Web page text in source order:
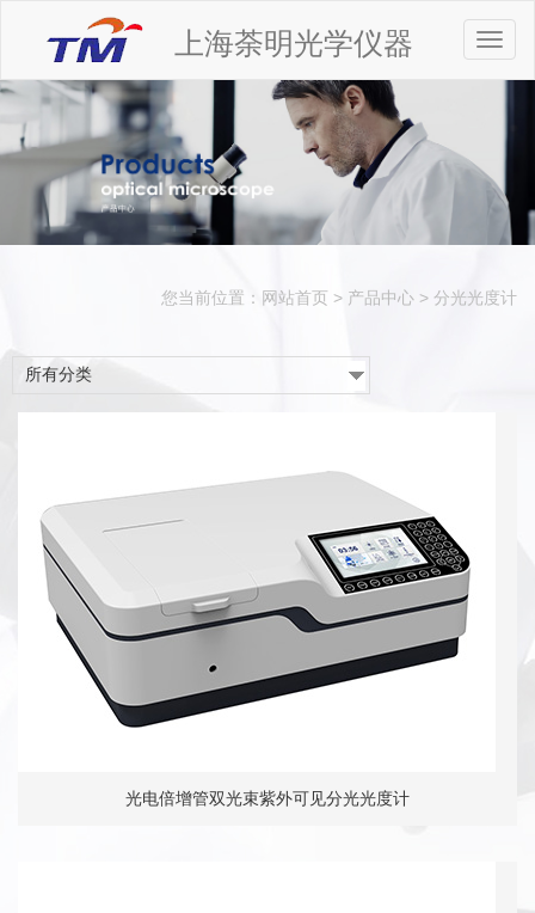
上海荼明光学仪器
您当前位置： 网站首页 > 产品中心 > 分光光度计
所有分类
光电倍增管双光束紫外可见分光光度计